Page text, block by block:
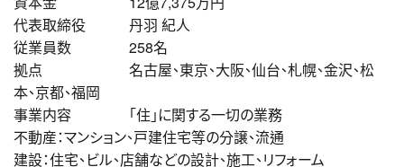
代表取締役 丹羽 紀人
従業員数 258名
拠点 名古屋、東京、大阪、仙台、札幌、金沢、松
本、京都、福岡
事業内容 ｢住｣に関する一切の業務
不動産：マンション、戸建住宅等の分譲、流通
建設：住宅、ビル、店舗などの設計、施工、リフォーム